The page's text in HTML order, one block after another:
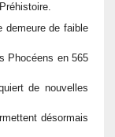
demeure de faible
Phocéens en 565
de nouvelles
désormais